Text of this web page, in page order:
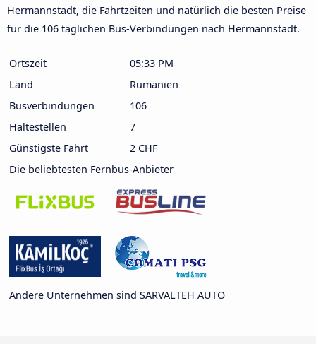
Hermannstadt, die Fahrtzeiten und natürlich die besten Preise
für die 106 täglichen Bus-Verbindungen nach Hermannstadt.
Ortszeit
05:33 PM
Land
Rumänien
Busverbindungen
106
Haltestellen
7
Günstigste Fahrt
2 CHF
Die beliebtesten Fernbus-Anbieter
Andere Unternehmen sind SARVALTEH AUTO